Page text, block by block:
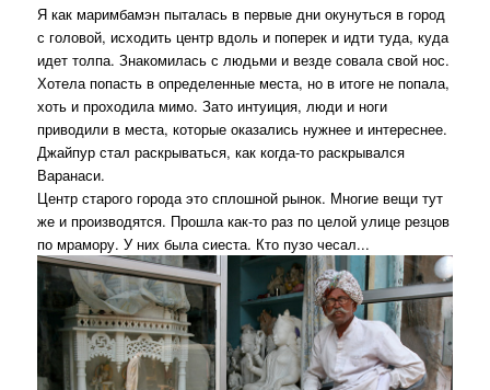
Я как маримбамэн пыталась в первые дни окунуться в город
с головой, исходить центр вдоль и поперек и идти туда, куда
идет толпа. Знакомилась с людьми и везде совала свой нос.
Хотела попасть в определенные места, но в итоге не попала,
хоть и проходила мимо. Зато интуиция, люди и ноги
приводили в места, которые оказались нужнее и интереснее.
Джайпур стал раскрываться, как когда-то раскрывался
Варанаси.
Центр старого города это сплошной рынок. Многие вещи тут
же и производятся. Прошла как-то раз по целой улице резцов
по мрамору. У них была сиеста. Кто пузо чесал...